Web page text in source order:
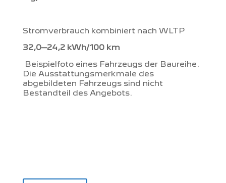
Stromverbrauch kombiniert nach WLTP
32,0–24,2 kWh/100 km
Beispielfoto eines Fahrzeugs der Baureihe.
Die Ausstattungsmerkmale des
abgebildeten Fahrzeugs sind nicht
Bestandteil des Angebots.